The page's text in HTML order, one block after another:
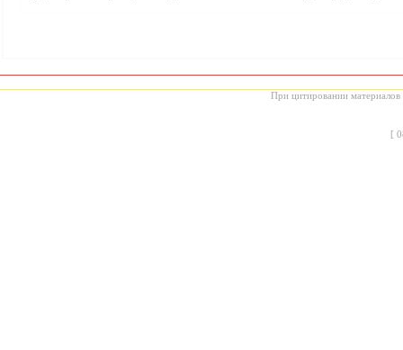
При цитировании материалов
[